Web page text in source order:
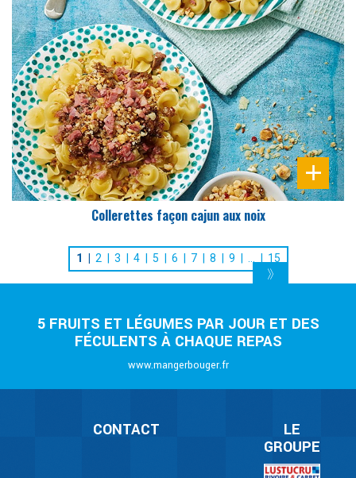
PRÉPARATION
30 Min
Collerettes façon cajun aux noix
1 2 3 4 5 6 7 8 9 15
5 FRUITS ET LÉGUMES PAR JOUR ET DES
FÉCULENTS À CHAQUE REPAS
www.mangerbouger.fr
CONTACT
LE
GROUPE